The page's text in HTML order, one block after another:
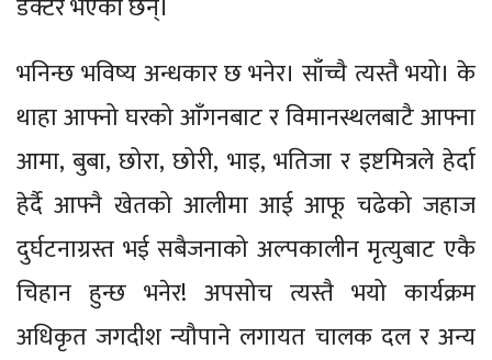
डक्टर भएकी छन्।
भनिन्छ भविष्य अन्धकार छ भनेर। साँच्चै त्यस्तै भयो। के
थाहा आफ्नो घरको आँगनबाट र विमानस्थलबाटै आफ्ना
आमा, बुबा, छोरा, छोरी, भाइ, भतिजा र इष्टमित्रले हेर्दा
हेर्दै आफ्नै खेतको आलीमा आई आफू चढेको जहाज
दुर्घटनाग्रस्त भई सबैजनाको अल्पकालीन मृत्युबाट एकै
चिहान हुन्छ भनेर! अपसोच त्यस्तै भयो कार्यक्रम
अधिकृत जगदीश न्यौपाने लगायत चालक दल र अन्य